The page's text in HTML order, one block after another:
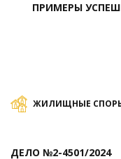
ПРИМЕРЫ
ЖИЛИЩНЫЕ
ДЕЛО №2-4501/2024